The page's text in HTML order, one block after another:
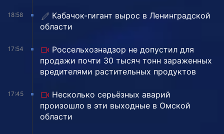
18:58
Кабачок-гигант вырос в Ленинградской
области
17:54
Россельхознадзор не допустил для
продажи почти 30 тысяч тонн зараженных
вредителями растительных продуктов
17:45
Несколько серьёзных аварий
произошло в эти выходные в Омской
области